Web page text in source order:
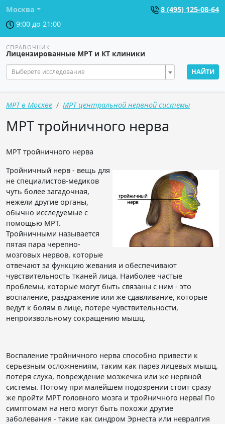
Москва
8 (495) 125-08-64
9:00 до 21:00
СПРАВОЧНИК
Лицензированные МРТ и КТ клиники
Выберете исследование НАЙТИ
МРТ в Москве МРТ центральной нервной системы
МРТ тройничного нерва
МРТ тройничного нерва
Тройничный нерв - вещь для
не специалистов-медиков
чуть более загадочная,
нежели другие органы,
обычно исследуемые с
помощью МРТ.
Тройничными называется
пятая пара черепно-
мозговых нервов, которые
отвечают за функцию жевания и обеспечивают
чувствительность тканей лица. Наиболее частые
проблемы, которые могут быть связаны с ним - это
воспаление, раздражение или же сдавливание, которые
ведут к болям в лице, потере чувствительности,
непроизвольному сокращению мышц.
Воспаление тройничного нерва способно привести к
серьезным осложнениям, таким как парез лицевых мышц,
потеря слуха, повреждение мозжечка или же нервной
системы. Потому при малейшем подозрении стоит сразу
же пройти МРТ головного мозга и тройничного нерва! По
симптомам на него могут быть похожи другие
заболевания - такие как синдром Эрнеста или невралгия